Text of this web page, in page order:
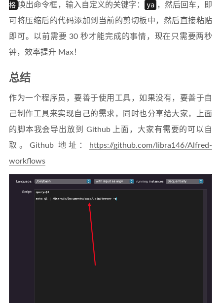
格 唤出命令框，输入自定义的关键字： ya ，然后回车，即
可将压缩后的代码添加到当前的剪切板中，然后直接粘贴
即可。以前需要 30 秒才能完成的事情，现在只需要两秒
钟，效率提升 Max！
总结
作为一个程序员，要善于使用工具，如果没有，要善于自
己制作工具来实现自己的需求，同时也分享给大家，上面
的脚本我会导出放到 Github 上面，大家有需要的可以自
取。Github 地址：
https://github.com/libra146/Alfred-
workflows